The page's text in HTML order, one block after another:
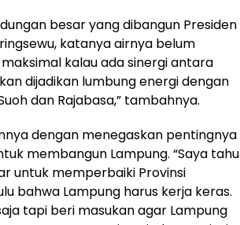
besar yang dibangun Presiden
katanya airnya belum
kalau ada sinergi antara
dijadikan lumbung energi dengan
dan Rajabasa,” tambahnya.
dengan menegaskan pentingnya
membangun Lampung. “Saya tahu
untuk memperbaiki Provinsi
bahwa Lampung harus kerja keras.
tapi beri masukan agar Lampung